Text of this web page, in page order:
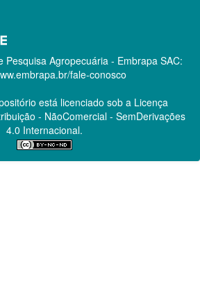
Pesquisa Agropecuária - Embrapa SAC:
fale-conosco
está licenciado sob a Licença
- NãoComercial - SemDerivações
4.0 Internacional.